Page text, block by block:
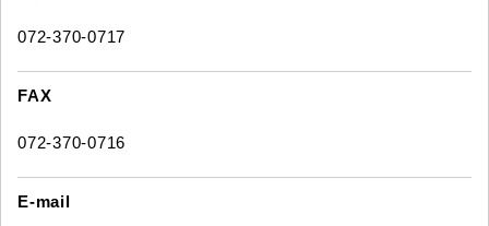
072-370-0717
FAX
072-370-0716
E-mail